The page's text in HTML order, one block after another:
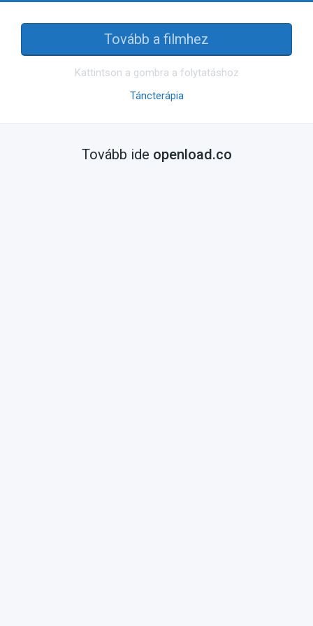
Tovább a filmhez
Kattintson a gombra a folytatáshoz
Táncterápia
Tovább ide openload.co